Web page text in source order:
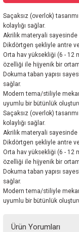
Saçaksız (overlok)
kolaylığı sağlar.
Akrilik materyali sayesinde
Dikdörtgen şekliyle antre
Orta hav yüksekliği (6 - 12
özelliği ile hijyenik bir
Dokuma taban yapısı
sağlar.
Modern tema/stiliyle
uyumlu bir bütünlük
Saçaksız (overlok)
kolaylığı sağlar.
Akrilik materyali sayesinde
Dikdörtgen şekliyle antre
Orta hav yüksekliği (6 - 12
özelliği ile hijyenik bir
Dokuma taban yapısı
sağlar.
Modern tema/stiliyle
uyumlu bir bütünlük
Ürün Yorumları